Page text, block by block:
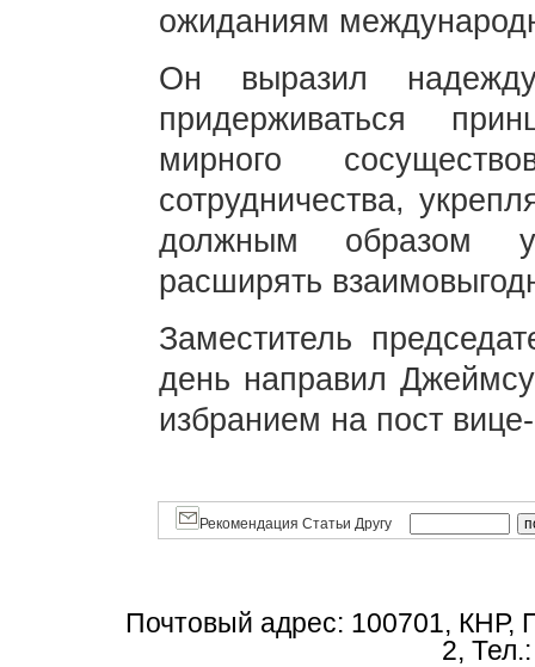
ожиданиям
Он выразил
придерживаться
мирного
сотрудничества,
должным образом
расширять
Заместитель
день направил
избранием на пост
Рекомендация Статьи Другу
Почтовый адрес: 100701, КНР,
2,